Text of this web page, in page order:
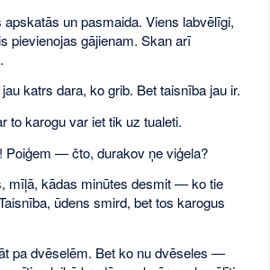
un pasmaida. Viens labvēlīgi,
pievienojas gājienam. Skan arī
katrs dara, ko grib. Bet taisnība jau ir.
to karogu var iet tik uz tualeti.
— čto, durakov ņe viģela?
mīļā, kādas minūtes desmit — ko tie
ūdens smird, bet tos karogus
pa dvēselēm. Bet ko nu dvēseles —